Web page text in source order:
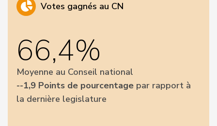
Votes gagnés au CN
66,4%
Moyenne au Conseil national
--1,9 Points de pourcentage par rapport à
la dernière legislature